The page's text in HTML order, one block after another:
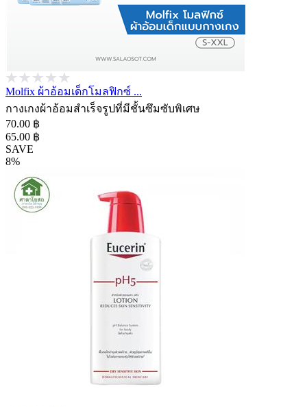
Molfix ผ้าอ้อมเด็กโมลฟิกซ์ ...
กางเกงผ้าอ้อมสำเร็จรูปที่มีชั้นซึมซับพิเศษ
70.00 ฿
65.00 ฿
SAVE
8%